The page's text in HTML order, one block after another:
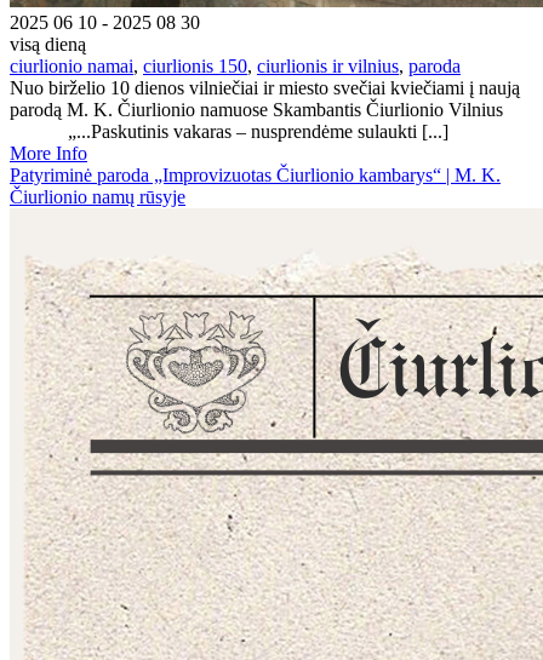
2025 06 10 - 2025 08 30
visą dieną
ciurlionio namai, ciurlionis 150, ciurlionis ir vilnius, paroda
Nuo birželio 10 dienos vilniečiai ir miesto svečiai kviečiami į naują
parodą M. K. Čiurlionio namuose Skambantis Čiurlionio Vilnius
„...Paskutinis vakaras – nusprendėme sulaukti [...]
More Info
Patyriminė paroda „Improvizuotas Čiurlionio kambarys“ | M. K.
Čiurlionio namų rūsyje